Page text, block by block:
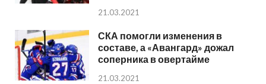
21.03.2021
СКА помогли изменения в
составе, а «Авангард» дожал
соперника в овертайме
21.03.2021